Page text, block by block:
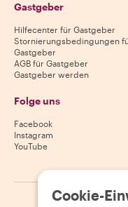
Gastgeber
Hilfecenter für Gastgeber
Stornierungsbedingungen
Gastgeber
AGB für Gastgeber
Gastgeber werden
Folge uns
Facebook
Instagram
YouTube
Cookie-